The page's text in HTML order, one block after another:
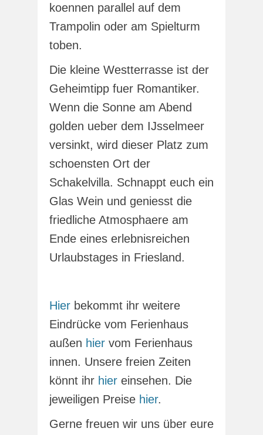
koennen parallel auf dem
Trampolin oder am Spielturm
toben.
Die kleine Westterrasse ist der
Geheimtipp fuer Romantiker.
Wenn die Sonne am Abend
golden ueber dem IJsselmeer
versinkt, wird dieser Platz zum
schoensten Ort der
Schakelvilla. Schnappt euch ein
Glas Wein und geniesst die
friedliche Atmosphaere am
Ende eines erlebnisreichen
Urlaubstages in Friesland.
Hier bekommt ihr weitere
Eindrücke vom Ferienhaus
außen hier vom Ferienhaus
innen. Unsere freien Zeiten
könnt ihr hier einsehen. Die
jeweiligen Preise hier.
Gerne freuen wir uns über eure